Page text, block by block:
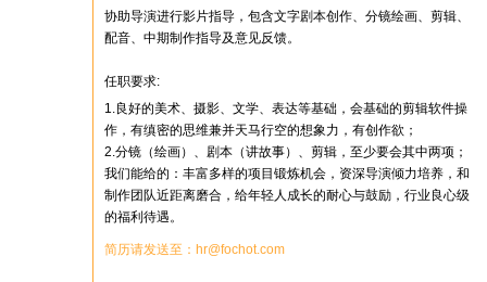
协助导演进行影片指导，包含文字剧本创作、分镜绘画、剪辑、
配音、中期制作指导及意见反馈。
任职要求:
1.良好的美术、摄影、文学、表达等基础，会基础的剪辑软件操
作，有缜密的思维兼并天马行空的想象力，有创作欲；
2.分镜（绘画）、剧本（讲故事）、剪辑，至少要会其中两项；
我们能给的：丰富多样的项目锻炼机会，资深导演倾力培养，和
制作团队近距离磨合，给年轻人成长的耐心与鼓励，行业良心级
的福利待遇。
简历请发送至：hr@fochot.com